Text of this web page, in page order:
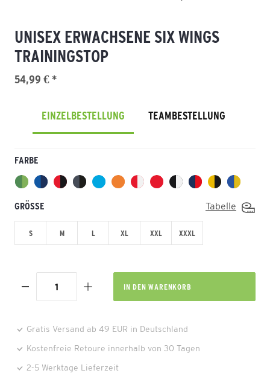
UNISEX ERWACHSENE SIX WINGS
TRAININGSTOP
54,99 € *
EINZELBESTELLUNG TEAMBESTELLUNG
FARBE
GRÖSSE Tabelle
S M L XL XXL XXXL
IN DEN WARENKORB
Gratis Versand ab 49 EUR in Deutschland
Kostenfreie Retoure innerhalb von 30 Tagen
2-5 Werktage Lieferzeit